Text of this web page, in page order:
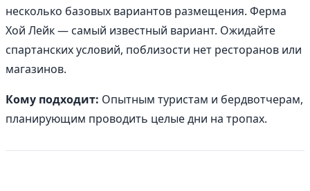
несколько базовых вариантов размещения. Ферма
Хой Лейк — самый известный вариант. Ожидайте
спартанских условий, поблизости нет ресторанов или
магазинов.
Кому подходит: Опытным туристам и бердвотчерам,
планирующим проводить целые дни на тропах.